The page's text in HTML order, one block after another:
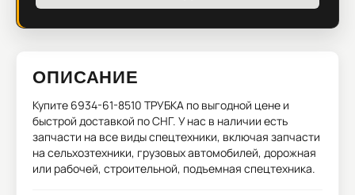
ОПИСАНИЕ
Купите 6934-61-8510 ТРУБКА по выгодной цене и
быстрой доставкой по СНГ. У нас в наличии есть
запчасти на все виды спецтехники, включая запчасти
на сельхозтехники, грузовых автомобилей, дорожная
или рабочей, строительной, подъемная спецтехника.